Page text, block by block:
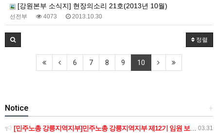
[강원본부 소식지] 현장의소리 21호(2013년 10월)
선전부 4073 2013.10.30
정렬
6 7 8 9 10
+
Notice
03.31
[민주노총 강릉지역지부]민주노총 강릉지역지부 제12기 임원 보궐선거결과 공고